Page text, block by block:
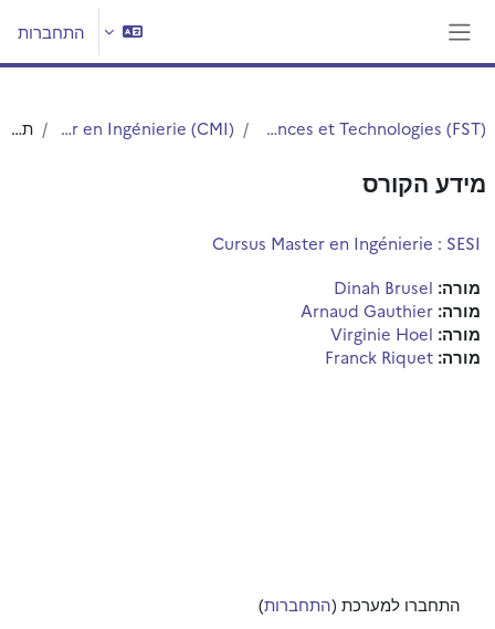
התחברות
Faculté des Sciences et Technologies (FST)
Cursus Master en Ingénierie (CMI) תקציר
מידע הקורס
Cursus Master en Ingénierie : SESI
מורה: Dinah Brusel
מורה: Arnaud Gauthier
מורה: Virginie Hoel
מורה: Franck Riquet
התחברו למערכת (התחברות)